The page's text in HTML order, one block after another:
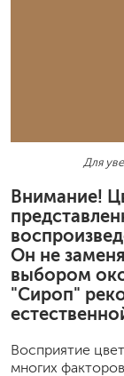
Для
Внимание!
Он не
выбором
"Сироп"
Восприятие
многих